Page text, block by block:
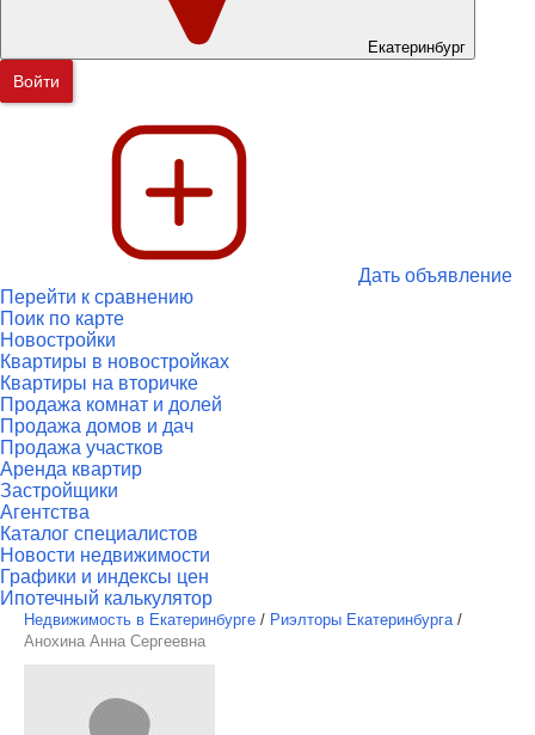
Екатеринбург
Войти
Дать объявление
Перейти к сравнению
Поик по карте
Новостройки
Квартиры в новостройках
Квартиры на вторичке
Продажа комнат и долей
Продажа домов и дач
Продажа участков
Аренда квартир
Застройщики
Агентства
Каталог специалистов
Новости недвижимости
Графики и индексы цен
Ипотечный калькулятор
Недвижимость в Екатеринбурге / Риэлторы Екатеринбурга /
Анохина Анна Сергеевна